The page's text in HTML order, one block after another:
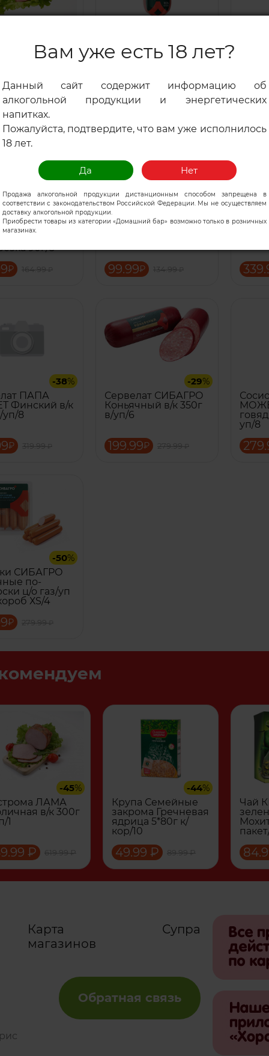
ЛАМА
ГОСТ п/к
в/уп/1
₽
Колбаса СИБАГРО
Мясная по-
Сибирски вареная
169.99₽ 269.99₽
-21%
колбас
Пепперони
Итальянская
90г/8
₽
-26%
Окорок Дымов с/к
нарезка 70г в/уп/8
99.99₽
-38%
ПАПА
Финский в/к
уп/8
₽
-29%
Сервелат СИБАГРО
Коньячный в/к 350г
в/уп/6
199.99₽
уп/8
-50%
СИБАГРО
по-
ц/о газ/уп
ХS/4
₽
-45%
ЛАМА
в/к 300г
1
₽
-44%
Крупа Семейные
закрома Гречневая
ядрица 5*80г к/
кор/10
49.99 ₽
Чай
Карта
магазинов
Супра
Обратная связь
Вам уже есть 18 лет?
Данный сайт содержит информацию об
алкогольной продукции и энергетических
напитках.
Пожалуйста, подтвердите, что вам уже исполнилось
18 лет.
Продажа алкогольной продукции дистанционным способом запрещена в
соответствии с законодательством Российской Федерации. Мы не осуществляем
доставку алкогольной продукции.
Приобрести товары из категории «Домашний бар» возможно только в розничных
магазинах.